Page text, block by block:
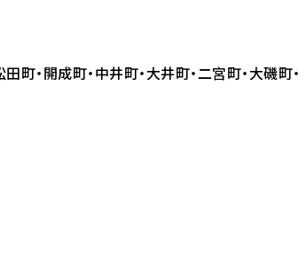
町・開成町・中井町・大井町・二宮町・大磯町・